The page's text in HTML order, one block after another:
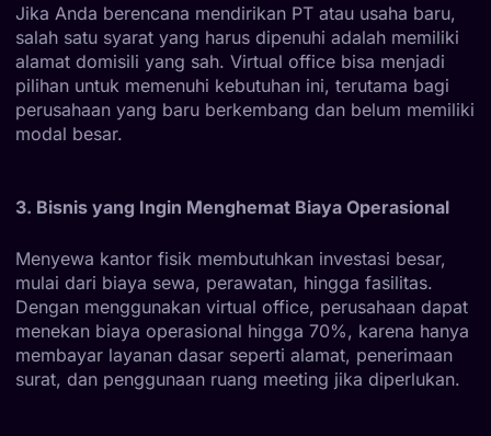
Jika Anda berencana mendirikan PT atau usaha baru,
salah satu syarat yang harus dipenuhi adalah memiliki
alamat domisili yang sah. Virtual office bisa menjadi
pilihan untuk memenuhi kebutuhan ini, terutama bagi
perusahaan yang baru berkembang dan belum memiliki
modal besar.
3. Bisnis yang Ingin Menghemat Biaya Operasional
Menyewa kantor fisik membutuhkan investasi besar,
mulai dari biaya sewa, perawatan, hingga fasilitas.
Dengan menggunakan virtual office, perusahaan dapat
menekan biaya operasional hingga 70%, karena hanya
membayar layanan dasar seperti alamat, penerimaan
surat, dan penggunaan ruang meeting jika diperlukan.